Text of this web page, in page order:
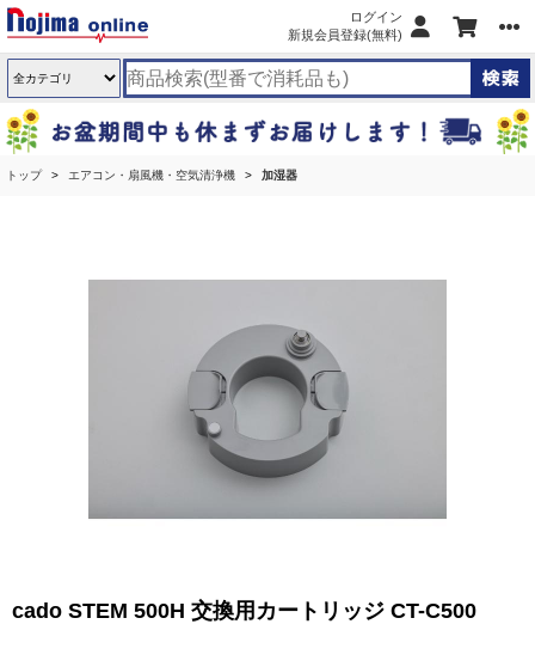
ログイン
新規会員登録(無料)
トップ エアコン・扇風機・空気清浄機 加湿器
cado STEM 500H 交換用カートリッジ CT-C500